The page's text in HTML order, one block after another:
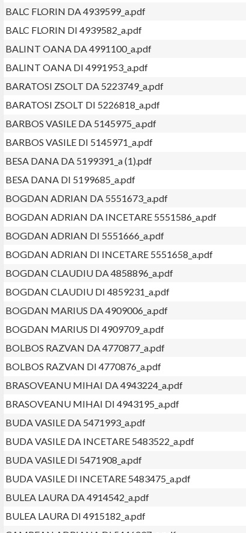
BALC FLORIN DA 4939599_a.pdf
BALC FLORIN DI 4939582_a.pdf
BALINT OANA DA 4991100_a.pdf
BALINT OANA DI 4991953_a.pdf
BARATOSI ZSOLT DA 5223749_a.pdf
BARATOSI ZSOLT DI 5226818_a.pdf
BARBOS VASILE DA 5145975_a.pdf
BARBOS VASILE DI 5145971_a.pdf
BESA DANA DA 5199391_a (1).pdf
BESA DANA DI 5199685_a.pdf
BOGDAN ADRIAN DA 5551673_a.pdf
BOGDAN ADRIAN DA INCETARE 5551586_a.pdf
BOGDAN ADRIAN DI 5551666_a.pdf
BOGDAN ADRIAN DI INCETARE 5551658_a.pdf
BOGDAN CLAUDIU DA 4858896_a.pdf
BOGDAN CLAUDIU DI 4859231_a.pdf
BOGDAN MARIUS DA 4909006_a.pdf
BOGDAN MARIUS DI 4909709_a.pdf
BOLBOS RAZVAN DA 4770877_a.pdf
BOLBOS RAZVAN DI 4770876_a.pdf
BRASOVEANU MIHAI DA 4943224_a.pdf
BRASOVEANU MIHAI DI 4943195_a.pdf
BUDA VASILE DA 5471993_a.pdf
BUDA VASILE DA INCETARE 5483522_a.pdf
BUDA VASILE DI 5471908_a.pdf
BUDA VASILE DI INCETARE 5483475_a.pdf
BULEA LAURA DA 4914542_a.pdf
BULEA LAURA DI 4915182_a.pdf